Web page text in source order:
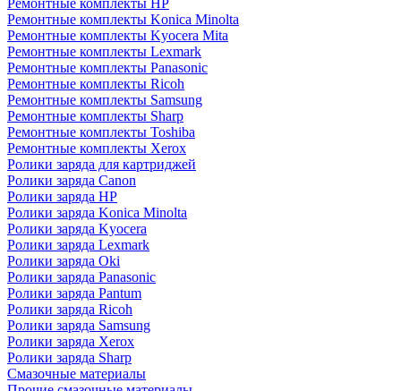
Ремонтные комплекты HP
Ремонтные комплекты Konica Minolta
Ремонтные комплекты Kyocera Mita
Ремонтные комплекты Lexmark
Ремонтные комплекты Panasonic
Ремонтные комплекты Ricoh
Ремонтные комплекты Samsung
Ремонтные комплекты Sharp
Ремонтные комплекты Toshiba
Ремонтные комплекты Xerox
Ролики заряда для картриджей
Ролики заряда Canon
Ролики заряда HP
Ролики заряда Konica Minolta
Ролики заряда Kyocera
Ролики заряда Lexmark
Ролики заряда Oki
Ролики заряда Panasonic
Ролики заряда Pantum
Ролики заряда Ricoh
Ролики заряда Samsung
Ролики заряда Xerox
Ролики заряда Sharp
Смазочные материалы